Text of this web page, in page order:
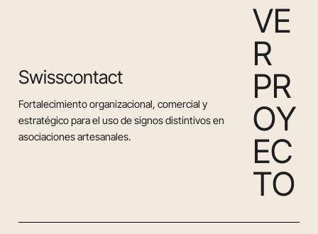
Swisscontact
Fortalecimiento organizacional, comercial y
estratégico para el uso de signos distintivos en
asociaciones artesanales.
VE
R
PR
OY
EC
TO